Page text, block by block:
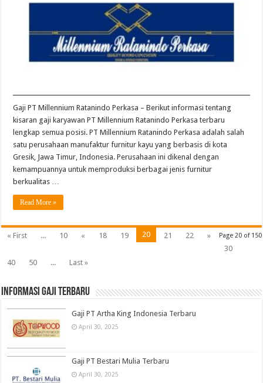
Terbaru
Gaji PT Millennium Ratanindo Perkasa – Berikut informasi tentang
kisaran gaji karyawan PT Millennium Ratanindo Perkasa terbaru
lengkap semua posisi. PT Millennium Ratanindo Perkasa adalah salah
satu perusahaan manufaktur furnitur kayu yang berbasis di kota
Gresik, Jawa Timur, Indonesia. Perusahaan ini dikenal dengan
kemampuannya untuk memproduksi berbagai jenis furnitur
berkualitas …
Read More »
Page 20 of 150
« First ... 10 « 18 19 20 21 22
»
30
40
50 ... Last »
informasi gaji terbaru
Gaji PT Artha King Indonesia Terbaru
April 30, 2025
Gaji PT Bestari Mulia Terbaru
April 30, 2025